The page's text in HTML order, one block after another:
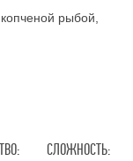
рыбой,
СЛОЖНОСТЬ: